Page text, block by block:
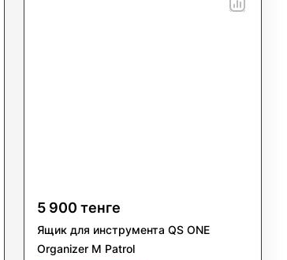
5 900 тенге
Ящик для инструмента QS ONE
Organizer M Patrol